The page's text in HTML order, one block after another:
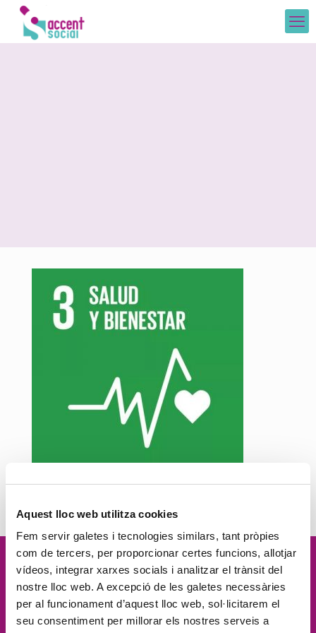
Aquest lloc web utilitza cookies
Fem servir galetes i tecnologies similars, tant pròpies
com de tercers, per proporcionar certes funcions, allotjar
vídeos, integrar xarxes socials i analitzar el trànsit del
nostre lloc web. A excepció de les galetes necessàries
per al funcionament d’aquest lloc web, sol·licitarem el
seu consentiment per millorar els nostres serveis a
Vetllem per ladignitatde les
persones, elcompromís social, la